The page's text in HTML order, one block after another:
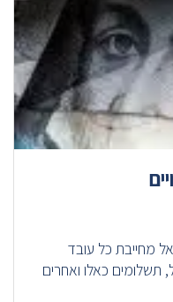
מחייבת כל עובד
כאלו ואחרים